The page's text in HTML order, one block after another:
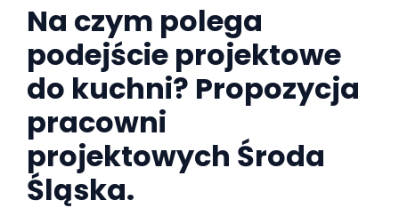
Na czym polega
podejście projektowe
do kuchni? Propozycja
pracowni
projektowych Środa
Śląska.